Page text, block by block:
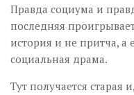
Правда социума и
последняя
история и не притча, а
социальная драма.
Тут получается старая